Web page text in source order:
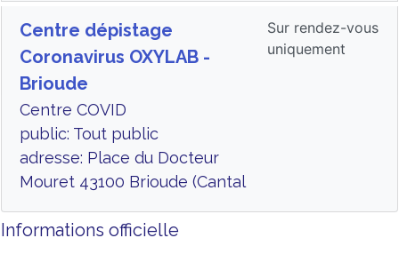
Centre dépistage
Coronavirus OXYLAB -
Brioude
Centre COVID
public: Tout public
adresse: Place du Docteur
Mouret 43100 Brioude (Cantal
Sur rendez-vous
uniquement
Informations officielle